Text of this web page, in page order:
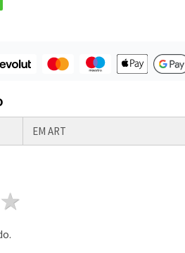
EM ART
4 estrellas